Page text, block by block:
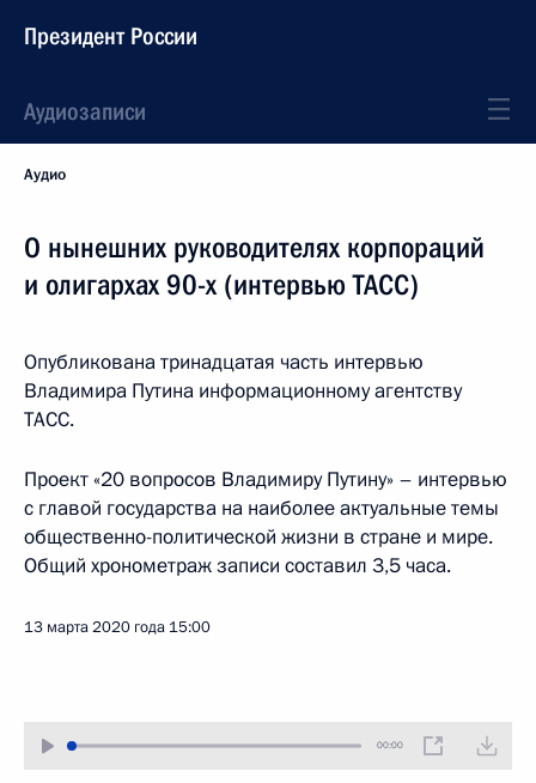
Президент России
Аудиозаписи
Аудио
О нынешних руководителях корпораций
и олигархах 90-х (интервью ТАСС)
Опубликована тринадцатая часть интервью
Владимира Путина информационному агентству
ТАСС.
Проект «20 вопросов Владимиру Путину» – интервью
с главой государства на наиболее актуальные темы
общественно-политической жизни в стране и мире.
Общий хронометраж записи составил 3,5 часа.
13 марта 2020 года 15:00
00:00